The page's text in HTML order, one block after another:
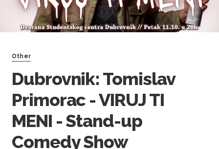
Other
Dubrovnik: Tomislav
Primorac - VIRUJ TI
MENI - Stand-up
Comedy Show